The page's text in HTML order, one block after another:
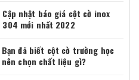
Cập nhật báo giá cột cờ inox
304 mới nhất 2022
Bạn đã biết cột cờ trường học
nên chọn chất liệu gì?